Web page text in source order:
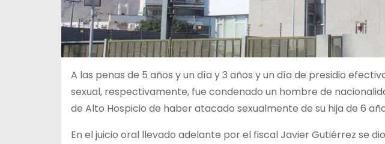
A las penas de 5 años y un día y 3 años y un día de presidio
sexual, respectivamente, fue condenado un hombre de
de Alto Hospicio de haber atacado sexualmente de su hija de 6
En el juicio oral llevado adelante por el fiscal Javier Gutiérrez se